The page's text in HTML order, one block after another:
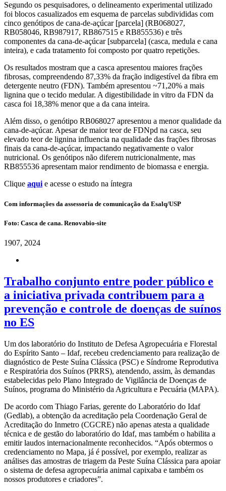
Segundo os pesquisadores, o delineamento experimental utilizado
foi blocos casualizados em esquema de parcelas subdivididas com
cinco genótipos de cana-de-açúcar [parcela] (RB068027,
RB058046, RB987917, RB867515 e RB855536) e três
componentes da cana-de-açúcar [subparcela] (casca, medula e cana
inteira), e cada tratamento foi composto por quatro repetições.
Os resultados mostram que a casca apresentou maiores frações
fibrosas, compreendendo 87,33% da fração indigestível da fibra em
detergente neutro (FDN). Também apresentou ~71,20% a mais
lignina que o tecido medular. A digestibilidade in vitro da FDN da
casca foi 18,38% menor que a da cana inteira.
Além disso, o genótipo RB068027 apresentou a menor qualidade da
cana-de-açúcar. Apesar de maior teor de FDNpd na casca, seu
elevado teor de lignina influencia na qualidade das frações fibrosas
finais da cana-de-açúcar, impactando negativamente o valor
nutricional. Os genótipos não diferem nutricionalmente, mas
RB855536 apresentam maior rendimento de biomassa e energia.
Clique aqui e acesse o estudo na íntegra
Com informações da assessoria de comunicação da Esalq/USP
Foto: Casca de cana. Renovabio-site
1907, 2024
Trabalho conjunto entre poder público e
a iniciativa privada contribuem para a
prevenção e controle de doenças de suínos
no ES
Um dos laboratório do Instituto de Defesa Agropecuária e Florestal
do Espírito Santo – Idaf, recebeu credenciamento para realização de
diagnóstico de Peste Suína Clássica (PSC) e Síndrome Reprodutiva
e Respiratória dos Suínos (PRRS), atendendo, assim, às demandas
estabelecidas pelo Plano Integrado de Vigilância de Doenças de
Suínos, programa do Ministério da Agricultura e Pecuária (MAPA).
De acordo com Thiago Farias, gerente do Laboratório do Idaf
(Gedlab), a obtenção da acreditação pela Coordenação Geral de
Acreditação do Inmetro (CGCRE) não apenas atesta a qualidade
técnica e de gestão do laboratório do Idaf, mas também o habilita a
emitir laudos internacionalmente reconhecidos. “Após obtermos o
credenciamento no Mapa, já é possível, por exemplo, realizar as
análises das amostras de triagem da Peste Suína Clássica para apoiar
o sistema de defesa agropecuária animal capixaba e também os
nossos produtores e criadores”.